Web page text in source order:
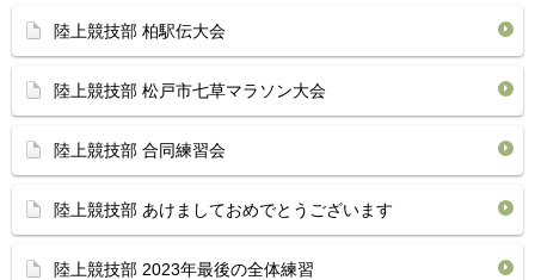
陸上競技部 柏駅伝大会
陸上競技部 松戸市七草マラソン大会
陸上競技部 合同練習会
陸上競技部 あけましておめでとうございます
陸上競技部 2023年最後の全体練習